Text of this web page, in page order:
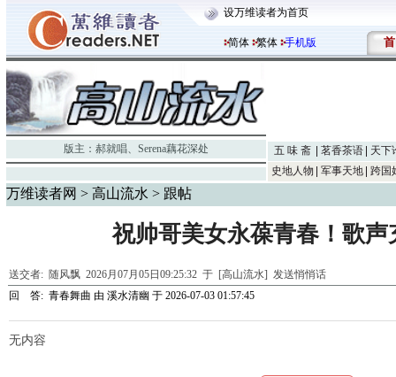
设万维读者为首页
简体 繁体 手机版 首
版主： 郝就唱、 Serena藕花深处 五 味 斋 茗香茶语
天下
史地人物
军事天地 跨国
万维读者网 > 高山流水 > 跟帖
祝帅哥美女永葆青春！歌声
送交者: 随风飘 2026月07月05日09:25:32 于 [高山流水] 发送悄悄话
回 答: 青春舞曲 由 溪水清幽 于 2026-07-03 01:57:45
无内容